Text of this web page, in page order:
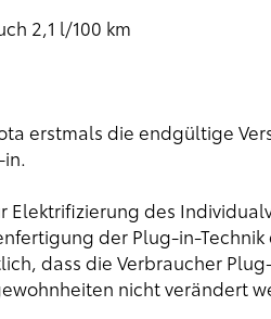
2,1 l/100 km
erstmals die endgültige
des
der Plug-in-
dass die Verbraucher
nicht verändert